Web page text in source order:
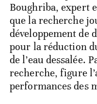
Boughriba, expert
que la recherche
développement de
pour la réduction
de l’eau dessalée.
recherche, figure
performances des